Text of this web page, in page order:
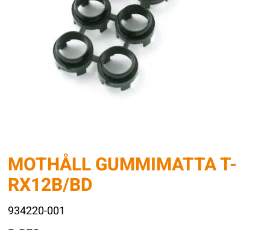
MOTHÅLL GUMMIMATTA T-
RX12B/BD
934220-001